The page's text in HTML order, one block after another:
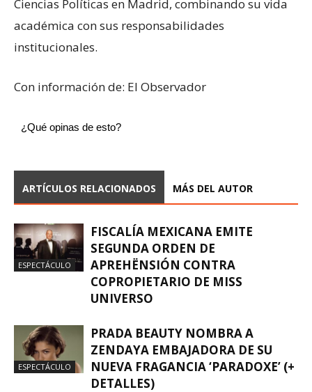
Ciencias Políticas en Madrid, combinando su vida
académica con sus responsabilidades
institucionales.
Con información de: El Observador
¿Qué opinas de esto?
ARTÍCULOS RELACIONADOS MÁS DEL AUTOR
ESPECTÁCULO
FISCALÍA MEXICANA EMITE
SEGUNDA ORDEN DE
APREHËNSIÓN CONTRA
COPROPIETARIO DE MISS
UNIVERSO
ESPECTÁCULO
PRADA BEAUTY NOMBRA A
ZENDAYA EMBAJADORA DE SU
NUEVA FRAGANCIA ‘PARADOXE’ (+
DETALLES)